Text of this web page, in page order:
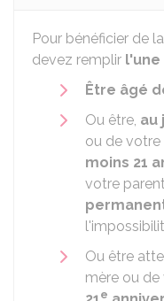
Pour bénéficier de
devez remplir l'une
Être âgé
Ou être, au
ou de votre
moins 21
votre
Ou être
mère ou
e